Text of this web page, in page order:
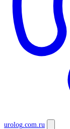
urolog.com.ru